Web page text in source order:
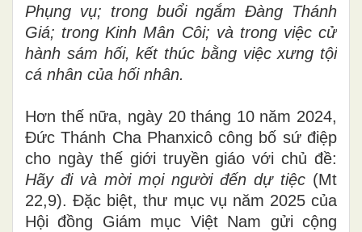
Phụng vụ; trong buổi ngắm Đàng Thánh
Giá; trong Kinh Mân Côi; và trong việc cử
hành sám hối, kết thúc bằng việc xưng tội
cá nhân của hối nhân.
Hơn thế nữa, ngày 20 tháng 10 năm 2024,
Đức Thánh Cha Phanxicô công bố sứ điệp
cho ngày thế giới truyền giáo với chủ đề:
Hãy đi và mời mọi người đến dự tiệc (Mt
22,9). Đặc biệt, thư mục vụ năm 2025 của
Hội đồng Giám mục Việt Nam gửi cộng